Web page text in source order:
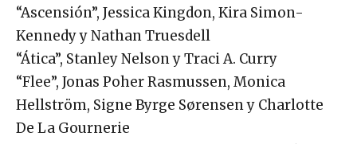
“Ascensión”, Jessica Kingdon, Kira Simon-
Kennedy y Nathan Truesdell
“Ática”, Stanley Nelson y Traci A. Curry
“Flee”, Jonas Poher Rasmussen, Monica
Hellström, Signe Byrge Sørensen y Charlotte
De La Gournerie